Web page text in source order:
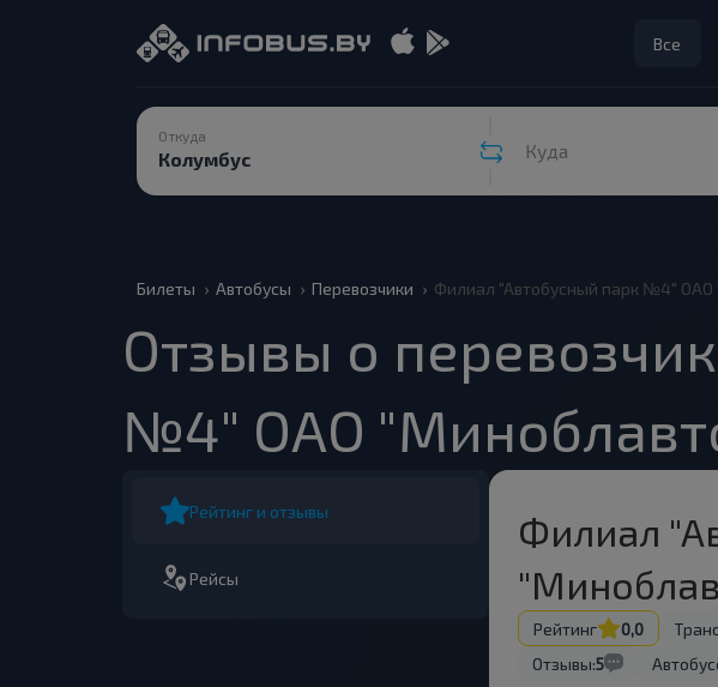
Все
Откуда
Куда
Билеты Автобусы Перевозчики Филиал "Автобусный парк №4" ОАО
Отзывы о
№4" ОАО
Рейтинг и отзывы
Рейсы
Филиал
Рейтинг 0,0
Отзывы:5